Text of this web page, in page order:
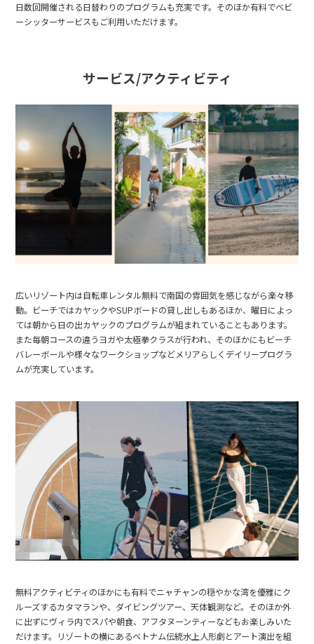
日数回開催される日替わりのプログラムも充実です。そのほか有料でベビ
ーシッターサービスもご利用いただけます。
サービス/アクティビティ
広いリゾート内は自転車レンタル無料で南国の雰囲気を感じながら楽々移
動。ビーチではカヤックやSUPボードの貸し出しもあるほか、曜日によっ
ては朝から日の出カヤックのプログラムが組まれていることもあります。
また毎朝コースの違うヨガや太極拳クラスが行われ、そのほかにもビーチ
バレーボールや様々なワークショップなどメリアらしくデイリープログラ
ムが充実しています。
無料アクティビティのほかにも有料でニャチャンの穏やかな湾を優雅にク
ルーズするカタマランや、ダイビングツアー、天体観測など。そのほか外
に出ずにヴィラ内でスパや朝食、アフタヌーンティーなどもお楽しみいた
だけます。リゾートの横にあるベトナム伝統水上人形劇とアート演出を組